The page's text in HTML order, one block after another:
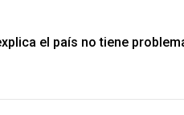
el país no tiene